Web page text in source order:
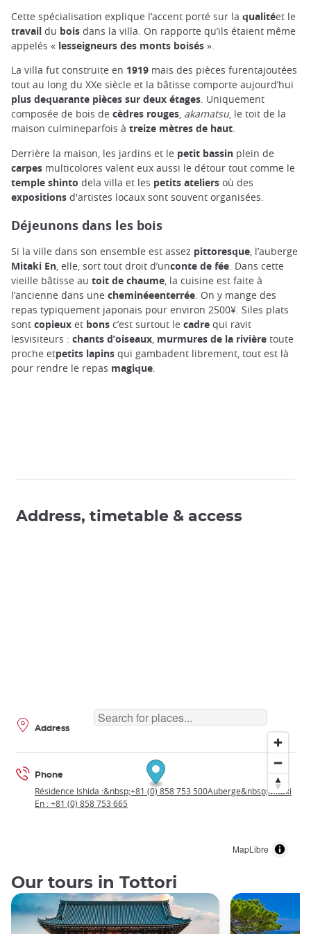
Cette spécialisation explique l’accent porté sur la qualitéet le
travail du bois dans la villa. On rapporte qu’ils étaient même
appelés « lesseigneurs des monts boisés ».
La villa fut construite en 1919 mais des pièces furentajoutées
tout au long du XXe siècle et la bâtisse comporte aujourd’hui
plus dequarante pièces sur deux étages. Uniquement
composée de bois de cèdres rouges, akamatsu, le toit de la
maison culmineparfois à treize mètres de haut.
Derrière la maison, les jardins et le petit bassin plein de
carpes multicolores valent eux aussi le détour tout comme le
temple shinto dela villa et les petits ateliers où des
expositions d'artistes locaux sont souvent organisées.
Déjeunons dans les bois
Si la ville dans son ensemble est assez pittoresque , l’auberge
Mitaki En , elle, sort tout droit d’unconte de fée . Dans cette
vieille bâtisse au toit de chaume , la cuisine est faite à
l’ancienne dans une cheminéeenterrée . On y mange des
repas typiquement japonais pour environ 2500¥. Siles plats
sont copieux et bons c’est surtout le cadre qui ravit
lesvisiteurs : chants d’oiseaux murmures de la rivière toute
proche etpetits lapins qui gambadent librement, tout est là
pour rendre le repas magique
Address, timetable & access
MapLibre
Address
Phone
Résidence Ishida :&nbsp;+81 (0) 858 753 500Auberge&nbsp;Mitaki
En : +81 (0) 858 753 665
Our tours in Tottori